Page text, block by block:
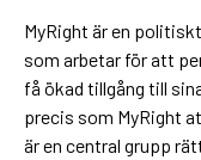
MyRight är en
som arbetar för att
få ökad tillgång till
precis som MyRight
är en central grupp